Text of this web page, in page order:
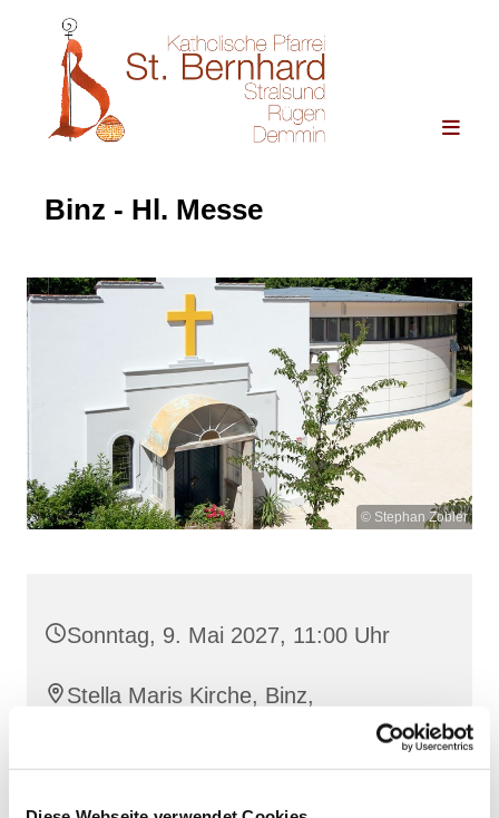
Binz - Hl. Messe
© Stephan Zobler
Sonntag, 9. Mai 2027, 11:00 Uhr
Stella Maris Kirche, Binz,